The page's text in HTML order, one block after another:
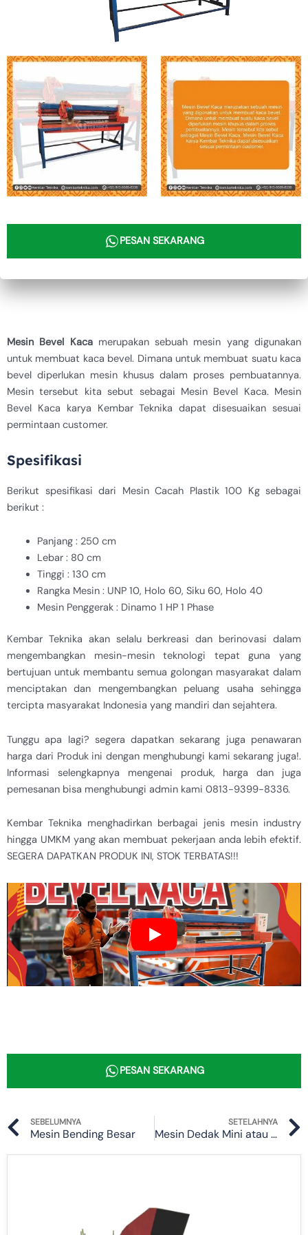
PESAN SEKARANG
Mesin Bevel Kacamerupakan sebuah mesin yang digunakan
untuk membuat kaca bevel. Dimana untuk membuat suatu kaca
bevel diperlukan mesin khusus dalam proses pembuatannya.
Mesin tersebut kita sebut sebagai Mesin Bevel Kaca. Mesin
Bevel Kaca karya Kembar Teknika dapat disesuaikan sesuai
permintaan customer.
Spesifikasi
Berikut spesifikasi dari Mesin Cacah Plastik 100 Kg sebagai
berikut :
Panjang : 250 cm
Lebar : 80 cm
Tinggi : 130 cm
Rangka Mesin : UNP 10, Holo 60, Siku 60, Holo 40
Mesin Penggerak : Dinamo 1 HP 1 Phase
Kembar Teknika akan selalu berkreasi dan berinovasi dalam
mengembangkan mesin-mesin teknologi tepat guna yang
bertujuan untuk membantu semua golongan masyarakat dalam
menciptakan dan mengembangkan peluang usaha sehingga
tercipta masyarakat Indonesia yang mandiri dan sejahtera.
Tunggu apa lagi? segera dapatkan sekarang juga penawaran
harga dari Produk ini dengan menghubungi kami sekarang juga!.
Informasi selengkapnya mengenai produk, harga dan juga
pemesanan bisa menghubungi admin kami 0813-9399-8336.
Kembar Teknika menghadirkan berbagai jenis mesin industry
hingga UMKM yang akan membuat pekerjaan anda lebih efektif.
SEGERA DAPATKAN PRODUK INI, STOK TERBATAS!!!
PESAN SEKARANG
Prev
SEBELUMNYA
Mesin Bending Besar
SETELAHNYA
Mesin Dedak Mini atau Shredder Mini